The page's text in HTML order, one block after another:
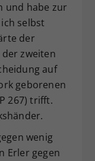
und habe zur
selbst
der
zweiten
auf
geborenen
267) trifft.
wenig
Erler gegen